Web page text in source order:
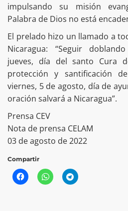
impulsando su misión
Palabra de Dios no está
El prelado hizo un llamado a
Nicaragua: “Seguir
jueves, día del santo Cura
protección y santificación
viernes, 5 de agosto, día de
oración salvará a Nicaragua”.
Prensa CEV
Nota de prensa CELAM
03 de agosto de 2022
Compartir